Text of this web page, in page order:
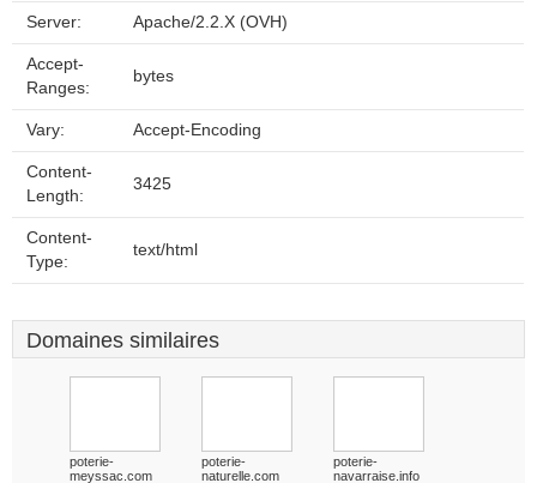
Server: Apache/2.2.X (OVH)
Accept-
Ranges:
bytes
Vary: Accept-Encoding
Content-
Length:
3425
Content-
Type:
text/html
Domaines similaires
poterie-
meyssac.com
poterie-
naturelle.com
poterie-
navarraise.info